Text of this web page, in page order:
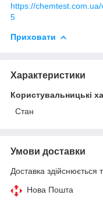
https://
5
Приховати
Характеристики
Користувальницькі
Стан
Умови доставки
Доставка здійснюється
Нова Пошта